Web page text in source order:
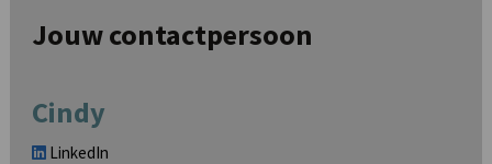
Jouw contactpersoon
Cindy
LinkedIn